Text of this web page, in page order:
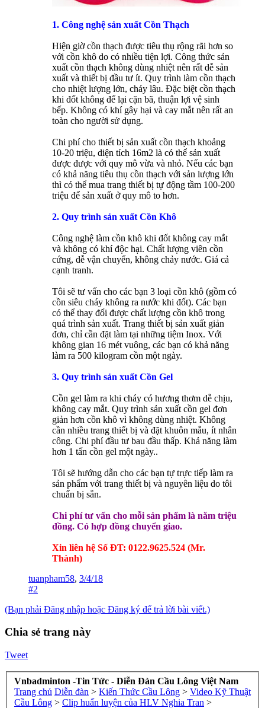
1. Công nghệ sản xuất Cồn Thạch
Hiện giờ cồn thạch được tiêu thụ rộng rãi hơn so
với cồn khô do có nhiều tiện lợi. Công thức sản
xuất cồn thạch không dùng nhiệt nên rất dễ sản
xuất và thiết bị đầu tư ít. Quy trình làm cồn thạch
cho nhiệt lượng lớn, cháy lâu. Đặc biệt cồn thạch
khi đốt không để lại cặn bã, thuận lợi vệ sinh
bếp. Không có khí gây hại và cay mắt nên rất an
toàn cho người sử dụng.
Chi phí cho thiết bị sản xuất cồn thạch khoảng
10-20 triệu, diện tích 16m2 là có thể sản xuất
được được với quy mô vừa và nhỏ. Nếu các bạn
có khả năng tiêu thụ cồn thạch với sản lượng lớn
thì có thể mua trang thiết bị tự động tầm 100-200
triệu để sản xuất ở quy mô to hơn.
2. Quy trình sản xuất Cồn Khô
Công nghệ làm cồn khô khi đốt không cay mắt
và không có khí độc hại. Chất lượng viên cồn
cứng, dễ vận chuyển, không chảy nước. Giá cả
cạnh tranh.
Tôi sẽ tư vấn cho các bạn 3 loại cồn khô (gồm có
cồn siêu cháy không ra nước khi đốt). Các bạn
có thể thay đổi được chất lượng cồn khô trong
quá trình sản xuất. Trang thiết bị sản xuất giản
đơn, chỉ cần đặt làm tại những tiệm Inox. Với
không gian 16 mét vuông, các bạn có khả năng
làm ra 500 kilogram cồn một ngày.
3. Quy trình sản xuất Cồn Gel
Cồn gel làm ra khi cháy có hương thơm dễ chịu,
không cay mắt. Quy trình sản xuất cồn gel đơn
giản hơn cồn khô vì không dùng nhiệt. Không
cần nhiều trang thiết bị và đặt khuôn mẫu, ít nhân
công. Chi phí đầu tư bau đầu thấp. Khả năng làm
hơn 1 tấn cồn gel một ngày..
Tôi sẽ hướng dẫn cho các bạn tự trực tiếp làm ra
sản phẩm với trang thiết bị và nguyên liệu do tôi
chuẩn bị sẵn.
Chi phí tư vấn cho mỗi sản phẩm là năm triệu
đồng. Có hợp đồng chuyển giao.
Xin liên hệ Số ĐT: 0122.9625.524 (Mr.
Thành)
tuanpham58, 3/4/18
#2
(Bạn phải Đăng nhập hoặc Đăng ký để trả lời bài viết.)
Chia sẻ trang này
Tweet
Vnbadminton -Tin Tức - Diễn Đàn Cầu Lông Việt Nam
Trang chủ Diễn đàn > Kiến Thức Cầu Lông > Video Kỹ Thuật
Cầu Lông > Clip huấn luyện của HLV Nghia Tran >